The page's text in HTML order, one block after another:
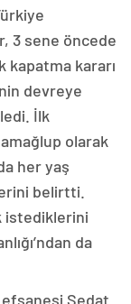
3 sene öncede
kararı
devreye
İlk
olarak
her yaş
belirtti.
istediklerini
da
efsanesi Sedat